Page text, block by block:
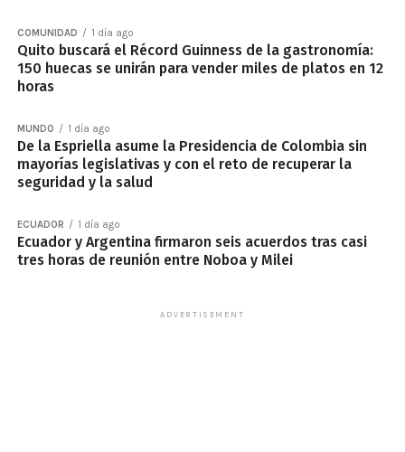
COMUNIDAD 1 día ago
Quito buscará el Récord Guinness de la gastronomía:
150 huecas se unirán para vender miles de platos en 12
horas
MUNDO 1 día ago
De la Espriella asume la Presidencia de Colombia sin
mayorías legislativas y con el reto de recuperar la
seguridad y la salud
ECUADOR 1 día ago
Ecuador y Argentina firmaron seis acuerdos tras casi
tres horas de reunión entre Noboa y Milei
ADVERTISEMENT